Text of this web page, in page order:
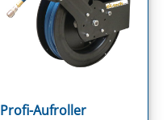
Profi-Aufroller